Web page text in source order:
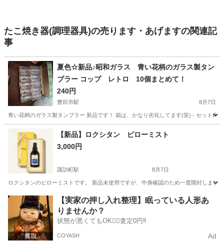
たこ焼き器(調理器具)の売ります・あげますの関連記
事
夏色☆新品♪昭和ガラス 青い花柄のガラス製タン
ブラー コップ レトロ 10個まとめて！
240円
豊田市駅 8月7日
青い花柄のガラス製タンブラー 新品です！ 箱は、かなり劣化してます(笑) - セット
愛知 豊田市駅 ガラス
【新品】ロクシタン ピローミスト
3,000円
諏訪町駅 8月7日
ロクシタンのピローミストです。 新品未使用ですが、中身確認のため一度開封しまし
愛知 豊川市 諏訪町駅 芳香剤、消臭剤
【実家の押し入れ整理】眠っている人形あ
りませんか？
状態が悪くてもOK🙆‍♀️査定0円‼️
COYASH Ad